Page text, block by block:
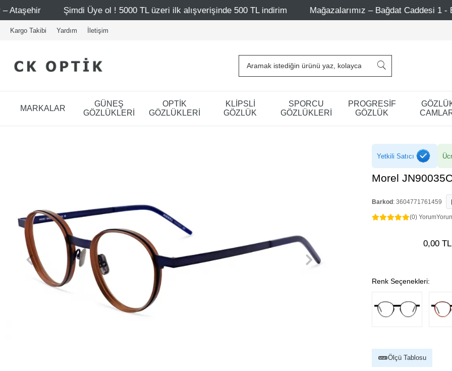
Üye ol ! 5000 TL üzeri ilk alışverişinde 500 TL indirim Mağazalarımız – Bağdat Caddesi 1 - Bağdat Caddesi 2 -
Kargo Takibi Yardım İletişim
MARKALAR
GÜNEŞ
GÖZLÜKLERİ
OPTİK
GÖZLÜKLERİ
KLİPSLİ
GÖZLÜK
SPORCU
GÖZLÜKLERİ
PROGRESİF
GÖZLÜK
Yetkili Satıcı
Morel
Barkod : 3604771761459
(0) Yorum
0,00 TL
Renk Seçenekleri:
Ölçü Tablosu